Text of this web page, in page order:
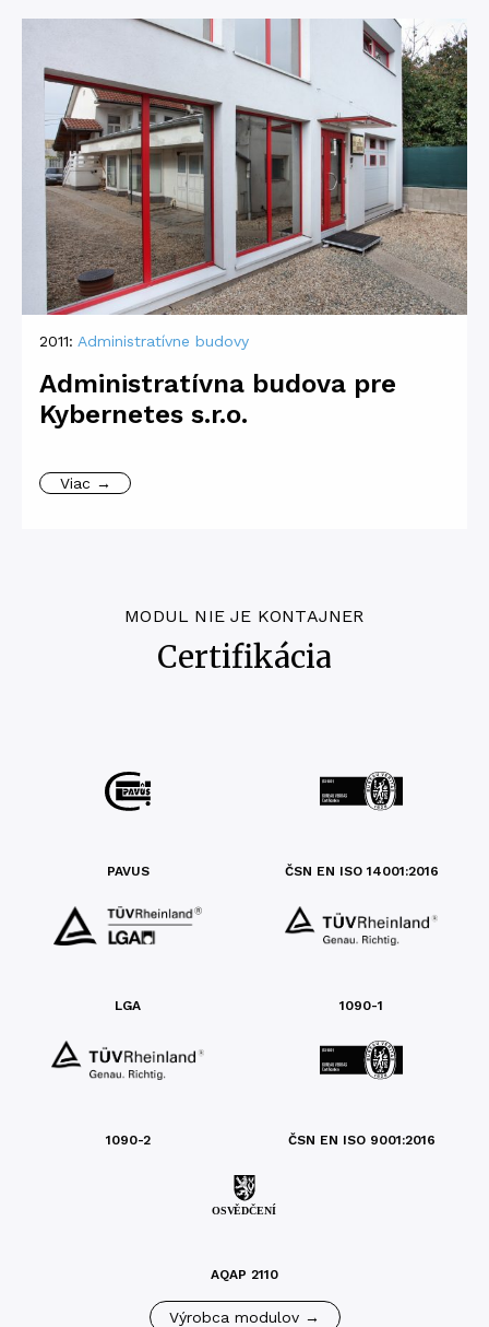
2011: Administratívne budovy
Administratívna budova pre
Kybernetes s.r.o.
Viac →
MODUL NIE JE KONTAJNER
Certifikácia
PAVUS ČSN EN ISO 14001:2016
LGA 1090-1
1090-2 ČSN EN ISO 9001:2016
AQAP 2110
Výrobca modulov →